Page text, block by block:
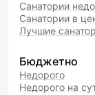
Санатории
Санатории в
Лучшие
Бюджетно
Недорого
Недорого на